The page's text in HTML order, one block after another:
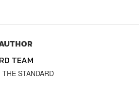
TEAM
STANDARD